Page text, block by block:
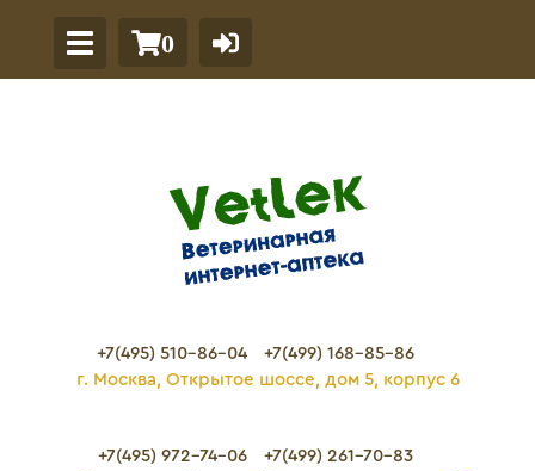
0
+7(495) 510-86-04
+7(499) 168-85-86
г. Москва, Открытое шоссе, дом 5, корпус 6
+7(495) 972-74-06
+7(499) 261-70-83